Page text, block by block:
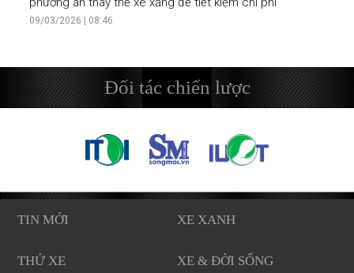
09/03/2026 | 08:46
Đối tác chiến lược
TIN MỚI XE XANH
THỬ XE XE & ĐỜI SỐNG